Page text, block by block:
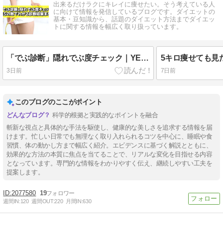
出来るだけラクにキレイに痩せたい。そう考えている人
に向けて情報を発信しているブログです。ダイエットの
基本・豆知識から、話題のダイエット方法までダイエッ
トに関する情報を幅広く取り扱っています。
「でぶ診断」隠れでぶ度チェック｜YESの数でわかる診断結果まとめ
3日前 7日前
このブログのここがポイント
科学的根拠と実践的なポイントを融合
斬新な視点と具体的な手法を駆使し、健康的な美しさを追求する情報を届
けます。忙しい日常でも無理なく取り入れられるコツを中心に、睡眠や食
習慣、体の動かし方まで幅広く紹介。エビデンスに基づく解説とともに、
効果的な方法の本質に焦点を当てることで、リアルな変化を目指せる内容
となっています。専門的な情報をわかりやすく伝え、継続しやすい工夫を
提案します。
2077580 19
週間IN:120 週間OUT:220 月間IN:630